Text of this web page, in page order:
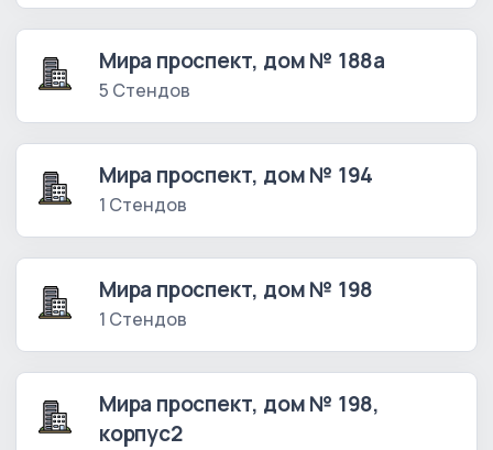
Мира проспект, дом № 188а
5 Стендов
Мира проспект, дом № 194
1 Стендов
Мира проспект, дом № 198
1 Стендов
Мира проспект, дом № 198,
корпус2